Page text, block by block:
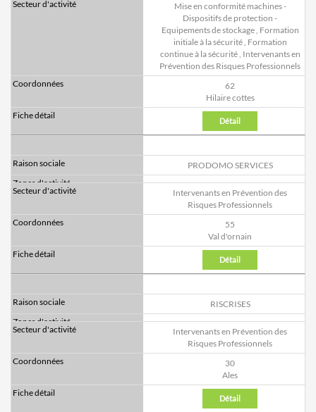
Mise en conformité machines -
Dispositifs de protection -
Equipements de stockage, Formation
initiale à la sécurité, Formation
continue à la sécurité, Intervenants en
Prévention des Risques Professionnels
62
Hilaire cottes
Détail
PRODOMO SERVICES
Intervenants en Prévention des
Risques Professionnels
55
Val d'ornain
Détail
RISCRISES
Intervenants en Prévention des
Risques Professionnels
30
Ales
Détail